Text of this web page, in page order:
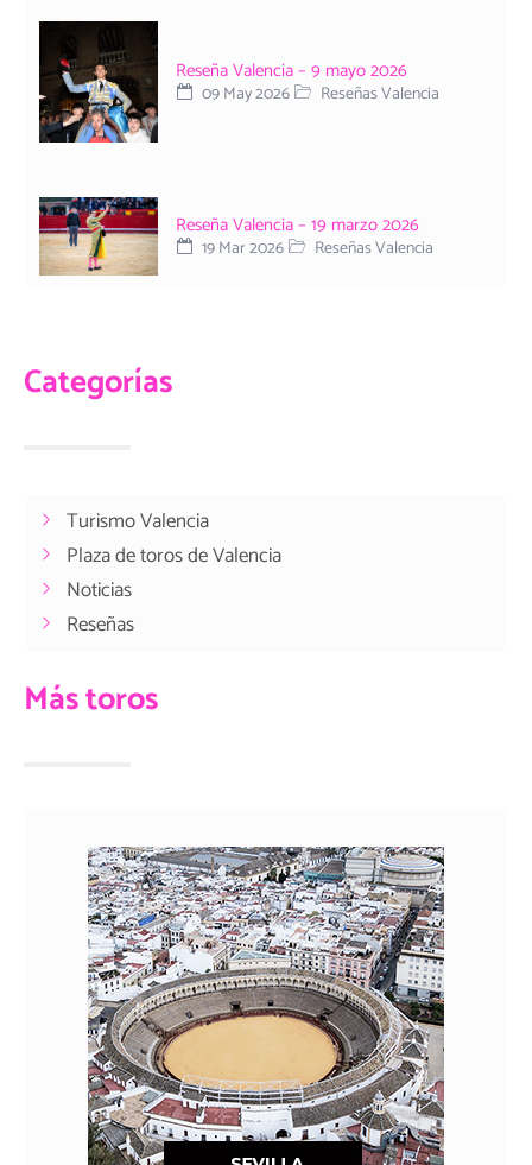
Reseña Valencia – 9 mayo 2026
09 May 2026 Reseñas Valencia
Reseña Valencia – 19 marzo 2026
19 Mar 2026 Reseñas Valencia
Categorías
Turismo Valencia
Plaza de toros de Valencia
Noticias
Reseñas
Más toros